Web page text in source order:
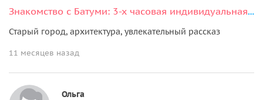
Знакомство с Батуми: 3-х часовая индивидуальная экскурсия по городу
Старый город, архитектура, увлекательный рассказ
11 месяцев назад
Ольга